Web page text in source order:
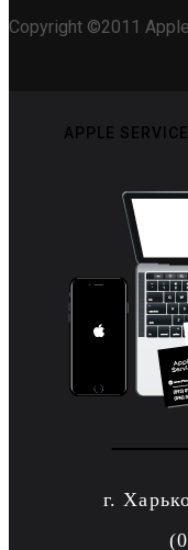
Copyright ©2011
APPLE
г.